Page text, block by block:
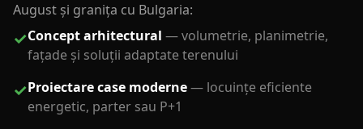
August și granița cu Bulgaria:
✓Concept arhitectural —volumetrie, planimetrie,
fațade și soluții adaptate terenului
✓Proiectare case moderne— locuințe eficiente
energetic, parter sau P+1